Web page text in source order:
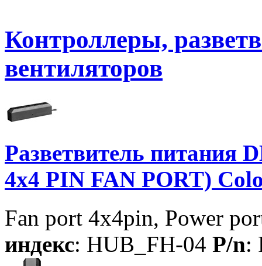
Контроллеры,
вентиляторов
Разветвитель питания
4x4 PIN FAN PORT)
Fan port 4x4pin, Power
индекс: HUB_FH-04 P/n: